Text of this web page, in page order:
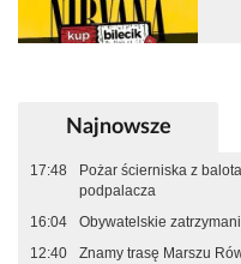
Najnowsze
17:48
Pożar ścierniska z
podpalacza
16:04
Obywatelskie
12:40
Znamy trasę Marszu